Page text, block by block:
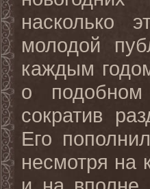
насколько
молодой
каждым
о
сократив
Его
несмотря на